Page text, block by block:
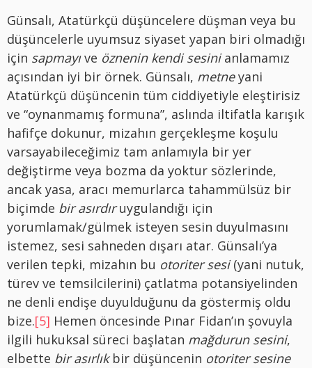
Günsalı, Atatürkçü düşüncelere düşman veya bu
düşüncelerle uyumsuz siyaset yapan biri olmadığı
için sapmayıve öznenin kendi sesinianlamamız
açısından iyi bir örnek. Günsalı, metneyani
Atatürkçü düşüncenin tüm ciddiyetiyle eleştirisiz
ve “oynanmamış formuna”, aslında iltifatla karışık
hafifçe dokunur, mizahın gerçekleşme koşulu
varsayabileceğimiz tam anlamıyla bir yer
değiştirme veya bozma da yoktur sözlerinde,
ancak yasa, aracı memurlarca tahammülsüz bir
biçimde bir asırdıruygulandığı için
yorumlamak/gülmek isteyen sesin duyulmasını
istemez, sesi sahneden dışarı atar. Günsalı’ya
verilen tepki, mizahın bu otoriter sesi(yani nutuk,
türev ve temsilcilerini) çatlatma potansiyelinden
ne denli endişe duyulduğunu da göstermiş oldu
bize.[5] Hemen öncesinde Pınar Fidan’ın şovuyla
ilgili hukuksal süreci başlatan mağdurun sesini,
elbette bir asırlıkbir düşüncenin otoriter sesine